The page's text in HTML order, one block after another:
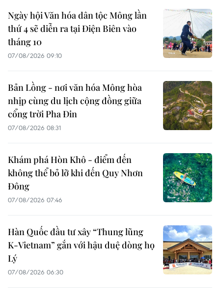
Ngày hội Văn hóa dân tộc Mông lần
thứ 4 sẽ diễn ra tại Điện Biên vào
tháng 10
07/08/2026 09:10
Bản Lồng - nơi văn hóa Mông hòa
nhịp cùng du lịch cộng đồng giữa
cổng trời Pha Đin
07/08/2026 08:31
Khám phá Hòn Khô - điểm đến
không thể bỏ lỡ khi đến Quy Nhơn
Đông
07/08/2026 07:46
Hàn Quốc đầu tư xây “Thung lũng
K-Vietnam” gắn với hậu duệ dòng họ
Lý
07/08/2026 06:30